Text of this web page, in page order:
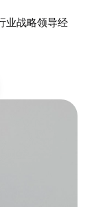
业战略领导经